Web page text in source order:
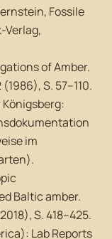
Fossile
Verlag,
of Amber.
S. 57–110.
im
Baltic amber.
S. 418–425.
Lab Reports